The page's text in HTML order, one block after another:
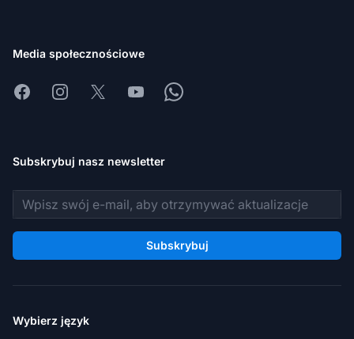
Media społecznościowe
FacebookInstagram
X YoutubeWhatsapp
Subskrybuj nasz newsletter
Adres e-mail
Subskrybuj
Wybierz język